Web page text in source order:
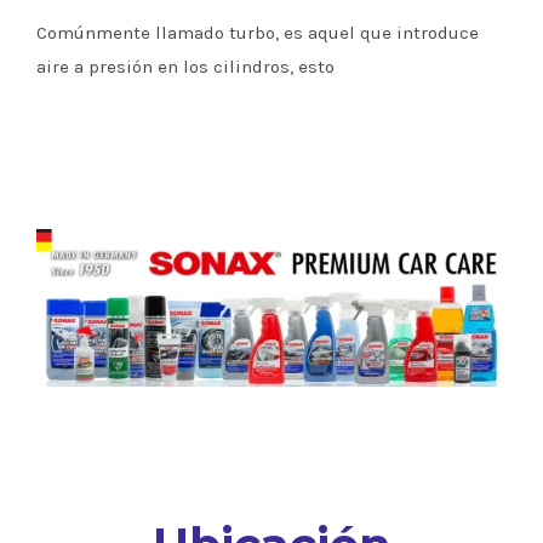
Comúnmente llamado turbo, es aquel que introduce
aire a presión en los cilindros, esto